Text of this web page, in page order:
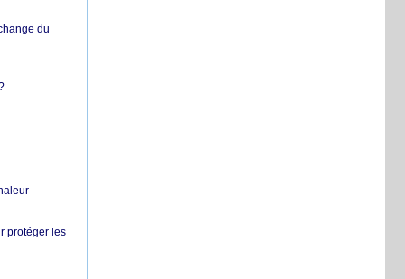
du
protéger les